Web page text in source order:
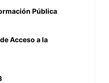
Pública
Acceso a la